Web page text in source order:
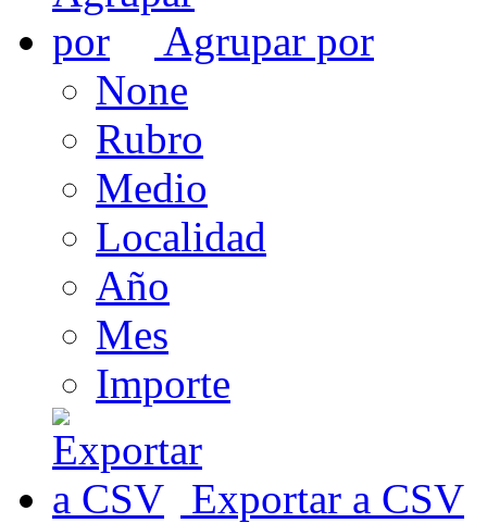
Agrupar por
None
Rubro
Medio
Localidad
Año
Mes
Importe
Exportar a CSV